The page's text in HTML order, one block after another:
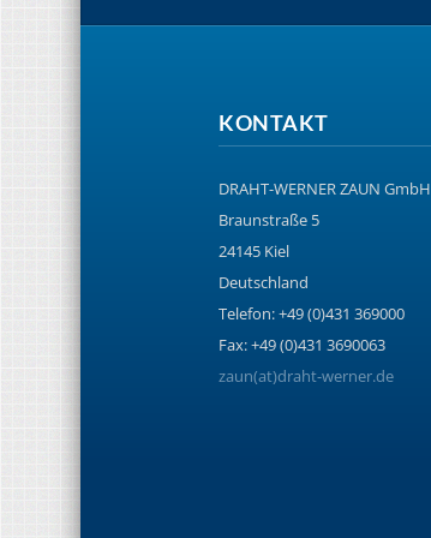
KONTAKT
DRAHT-WERNER ZAUN GmbH
Braunstraße 5
24145 Kiel
Deutschland
Telefon: +49 (0)431 369000
Fax: +49 (0)431 3690063
zaun(at)draht-werner.de